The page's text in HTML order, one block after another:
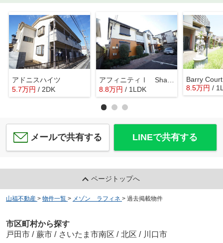
アドニスハイツ
5.7万円 / 2DK
8.8万円 / 1LDK
Barry Court
8.5万円 /
メールで共有する LINEで共有する
ページトップへ
山福不動産 > 物件一覧 > メゾン ラフィネ > 過去掲載物件
市区町村から探す
戸田市 / 蕨市 / さいたま市南区 / 北区 / 川口市